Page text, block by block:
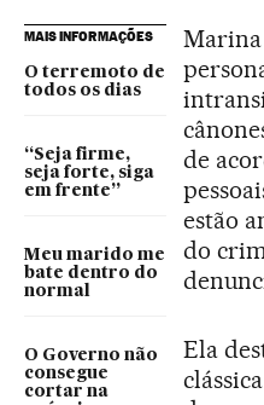
MAIS INFORMAÇÕES
O terremoto de
todos os dias
“Seja firme,
seja forte, siga
em frente”
Meu marido me
bate dentro do
normal
O Governo não
consegue
cortar na
Marina
de
estão
do
Ela